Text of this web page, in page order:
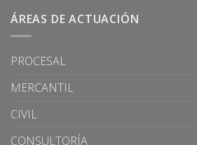
ÁREAS DE ACTUACIÓN
PROCESAL
MERCANTIL
CIVIL
CONSULTORÍA